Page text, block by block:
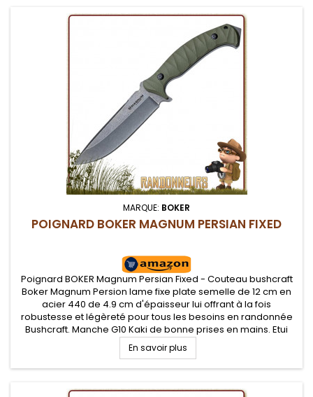
MARQUE: BOKER
POIGNARD BOKER MAGNUM PERSIAN FIXED
Poignard BOKER Magnum Persian Fixed - Couteau bushcraft
Boker Magnum Persion lame fixe plate semelle de 12 cm en
acier 440 de 4.9 cm d'épaisseur lui offrant à la fois
robustesse et légèreté pour tous les besoins en randonnée
Bushcraft. Manche G10 Kaki de bonne prises en mains. Etui
kydex avec adaptateur pour ceinture
En savoir plus